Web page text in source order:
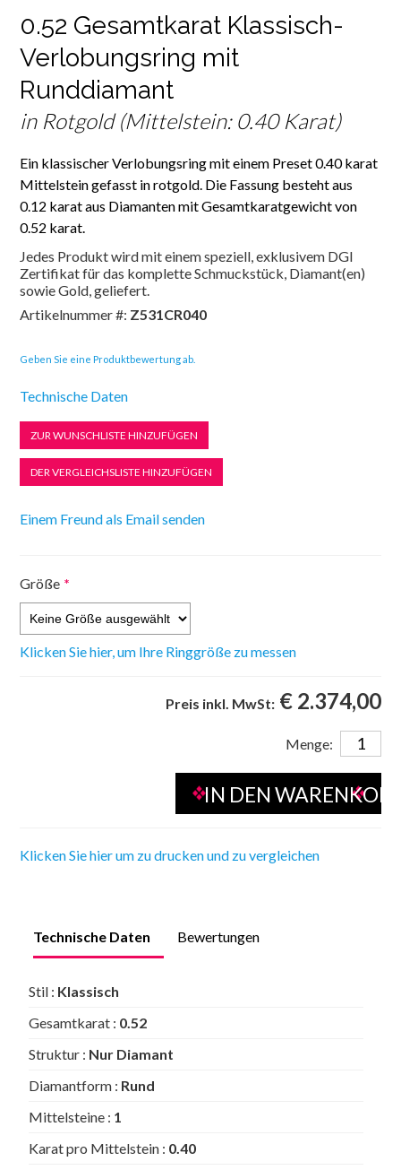
0.52 Gesamtkarat Klassisch-
Verlobungsring mit
Runddiamant
in Rotgold (Mittelstein: 0.40 Karat)
Ein klassischer Verlobungsring mit einem Preset 0.40 karat
Mittelstein gefasst in rotgold. Die Fassung besteht aus
0.12 karat aus Diamanten mit Gesamtkaratgewicht von
0.52 karat.
Jedes Produkt wird mit einem speziell, exklusivem DGI
Zertifikat für das komplette Schmuckstück, Diamant(en)
sowie Gold, geliefert.
Artikelnummer #: Z531CR040
Geben Sie eine Produktbewertung ab.
Technische Daten
Größe *
Klicken Sie hier, um Ihre Ringgröße zu messen
Preis inkl. MwSt: € 2.374,00
Menge:
Klicken Sie hier um zu drucken und zu vergleichen
Technische Daten Bewertungen
Stil : Klassisch
Gesamtkarat : 0.52
Struktur : Nur Diamant
Diamantform : Rund
Mittelsteine : 1
Karat pro Mittelstein : 0.40